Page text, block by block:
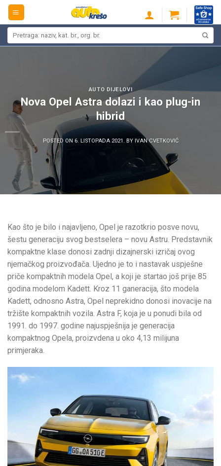
Skip
content
AUTO DIJELOVI
Nova Opel Astra dolazi i kao plug-in
hibrid
POSTED ON 6. LISTOPADA 2021. BY IVAN CVETKOVIĆ
Kao što je bilo i najavljeno, Opel je razotkrio posve novu,
šestu generaciju svog bestselera – novu Astru. Predstavnik
kompaktne klase donosi zadnji dizajnerski izričaj ovog
njemačkog proizvođača. Ujedno je to i nastavak uspješne
priče kompaktnih modela Opel, a koji je startao još prije 85
godina modelom Kadett. Kroz 11 ganeracija, što modela
Kadett, odnosno Astra, Opel neprekidno donosi inovacije na
tržište kompaktnih vozila. Astra F, koja je u ponudi bila od
1991. do 1997. godine najuspješnija je generacija
kompaktnog Opela, proizvdena u oko 4,13 milijuna
primjeraka.